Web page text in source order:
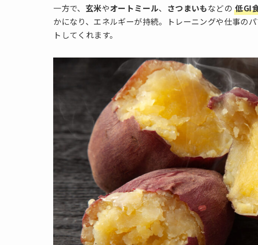
一方で、 玄米やオートミール、 さつまいもなどの低GI
かになり、エネルギーが持続。トレーニングや仕事の
トしてくれます。